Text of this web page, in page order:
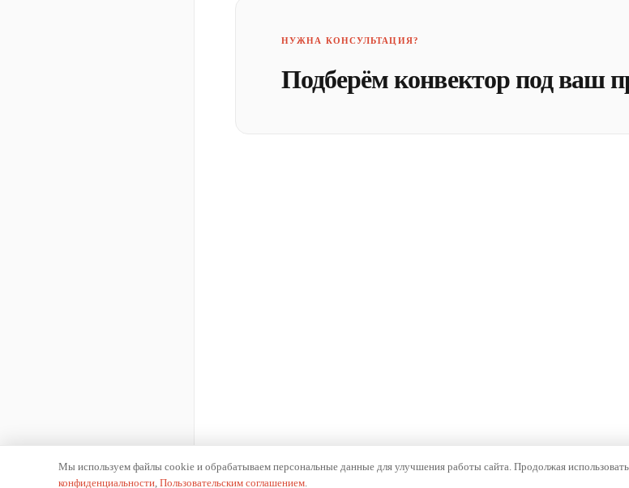
НУЖНА КОНСУЛЬТАЦИЯ?
Подберём конвектор под ваш
Мы используем файлы cookie и обрабатываем персональные данные для улучшения работы сайта. Продолжая использовать
конфиденциальности, Пользовательским соглашением.